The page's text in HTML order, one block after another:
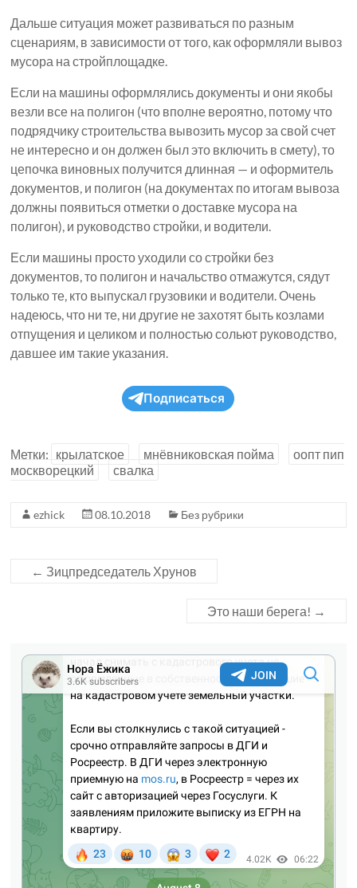
Дальше ситуация может развиваться по разным
сценариям, в зависимости от того, как оформляли вывоз
мусора на стройплощадке.
Если на машины оформлялись документы и они якобы
везли все на полигон (что вполне вероятно, потому что
подрядчику строительства вывозить мусор за свой счет
не интересно и он должен был это включить в смету), то
цепочка виновных получится длинная — и оформитель
документов, и полигон (на документах по итогам вывоза
должны появиться отметки о доставке мусора на
полигон), и руководство стройки, и водители.
Если машины просто уходили со стройки без
документов, то полигон и начальство отмажутся, сядут
только те, кто выпускал грузовики и водители. Очень
надеюсь, что ни те, ни другие не захотят быть козлами
отпущения и целиком и полностью сольют руководство,
давшее им такие указания.
Подписаться
Метки: крылатское мнёвниковская пойма
оопт пип
москворецкий
свалка
ezhick 08.10.2018 Без рубрики
← Зицпредседатель Хрунов
Это наши берега! →